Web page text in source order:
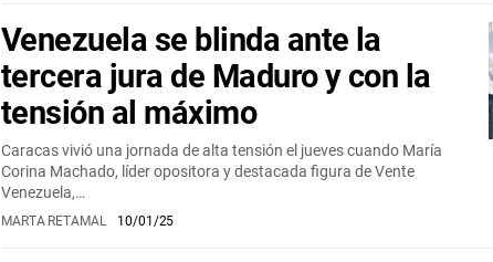
Venezuela se blinda ante la
tercera jura de Maduro y con la
tensión al máximo
Caracas vivió una jornada de alta tensión el jueves cuando María
Corina Machado, líder opositora y destacada figura de Vente
Venezuela,…
MARTA RETAMAL 10/01/25